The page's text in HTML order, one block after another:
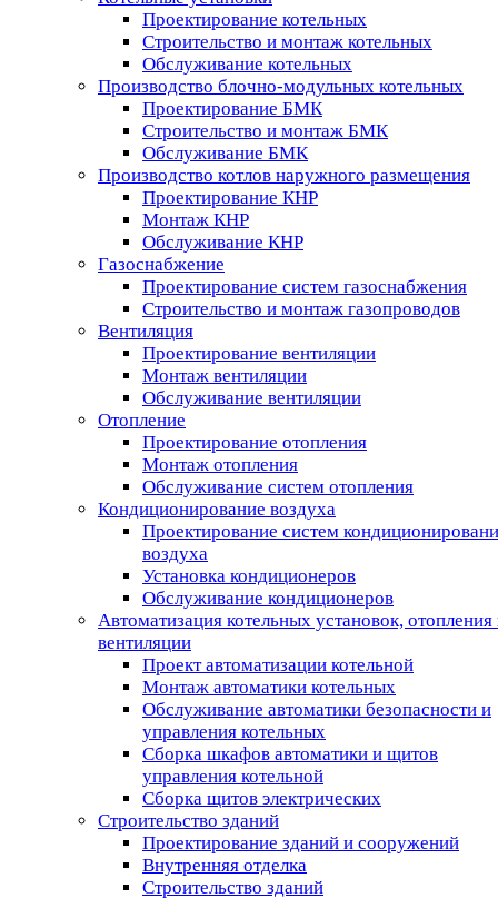
Проектирование котельных
Строительство и монтаж котельных
Обслуживание котельных
Производство блочно-модульных котельных
Проектирование БМК
Строительство и монтаж БМК
Обслуживание БМК
Производство котлов наружного размещения
Проектирование КНР
Монтаж КНР
Обслуживание КНР
Газоснабжение
Проектирование систем газоснабжения
Строительство и монтаж газопроводов
Вентиляция
Проектирование вентиляции
Монтаж вентиляции
Обслуживание вентиляции
Отопление
Проектирование отопления
Монтаж отопления
Обслуживание систем отопления
Кондиционирование воздуха
Проектирование систем
воздуха
Установка кондиционеров
Обслуживание кондиционеров
Автоматизация котельных установок, отопления
вентиляции
Проект автоматизации котельной
Монтаж автоматики котельных
Обслуживание автоматики безопасности и
управления котельных
Сборка шкафов автоматики и щитов
управления котельной
Сборка щитов электрических
Строительство зданий
Проектирование зданий и сооружений
Внутренняя отделка
Строительство зданий